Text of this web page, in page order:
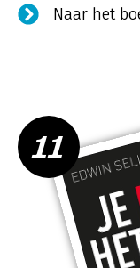
Naar het
11